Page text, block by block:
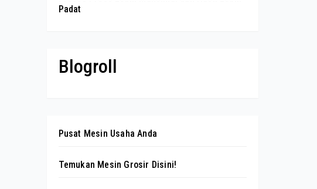
Padat
Blogroll
Pusat Mesin Usaha Anda
Temukan Mesin Grosir Disini!